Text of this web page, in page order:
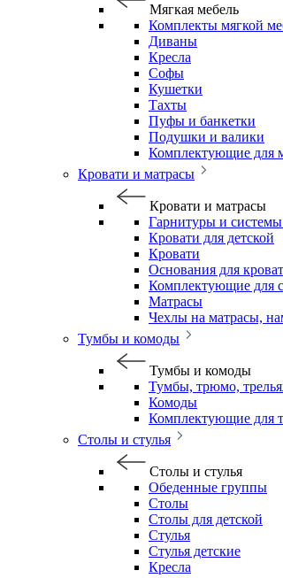
Мягкая мебель
Комплекты мягкой
Диваны
Кресла
Софы
Кушетки
Тахты
Пуфы и банкетки
Подушки и валики
Комплектующие для
Кровати и матрасы
Кровати и матрасы
Гарнитуры и
Кровати для детской
Кровати
Основания для
Комплектующие для
Матрасы
Чехлы на матрасы,
Тумбы и комоды
Тумбы и комоды
Тумбы, трюмо,
Комоды
Комплектующие для
Столы и стулья
Столы и стулья
Обеденные группы
Столы
Столы для детской
Стулья
Стулья детские
Кресла